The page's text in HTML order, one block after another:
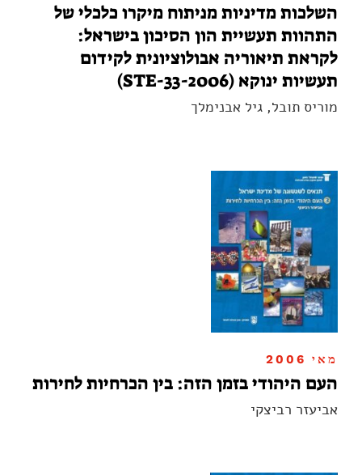
השלכות מדיניות מניתוח מיקרו כלכלי של
התהוות תעשיית הון הסיכון בישראל:
לקראת תיאוריה אבולוציונית לקידום
תעשיות ינוקא (STE-33-2006)
מוריס תובל, גיל אבנימלך
מאי 2006
העם היהודי בזמן הזה: בין הכרחיות לחירות
אביעזר רביצקי